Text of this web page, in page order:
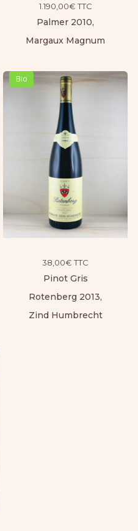
1.190,00€ TTC
Palmer 2010,
Margaux Magnum
Bio
38,00€ TTC
Pinot Gris
Rotenberg 2013,
Zind Humbrecht